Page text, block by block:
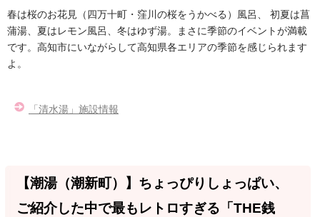
春は桜のお花見（四万十町・窪川の桜をうかべる）風呂、 初夏は菖
蒲湯、夏はレモン風呂、冬はゆず湯。まさに季節のイベントが満載
です。高知市にいながらして高知県各エリアの季節を感じられます
よ。
「清水湯」施設情報
【潮湯（潮新町）】ちょっぴりしょっぱい、
ご紹介した中で最もレトロすぎる「THE銭